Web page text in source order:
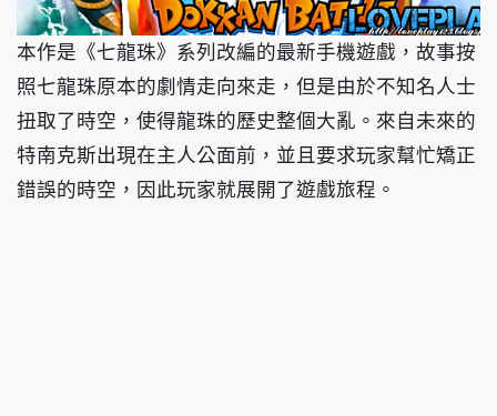
本作是《七龍珠》系列改編的最新手機遊戲，故事按
照七龍珠原本的劇情走向來走，但是由於不知名人士
扭取了時空，使得龍珠的歷史整個大亂。來自未來的
特南克斯出現在主人公面前，並且要求玩家幫忙矯正
錯誤的時空，因此玩家就展開了遊戲旅程。